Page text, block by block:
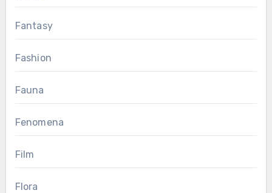
Fantasy
Fashion
Fauna
Fenomena
Film
Flora